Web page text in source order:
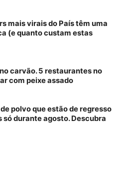
mais virais do País têm uma
(e quanto custam estas
carvão. 5 restaurantes no
com peixe assado
polvo que estão de regresso
só durante agosto. Descubra